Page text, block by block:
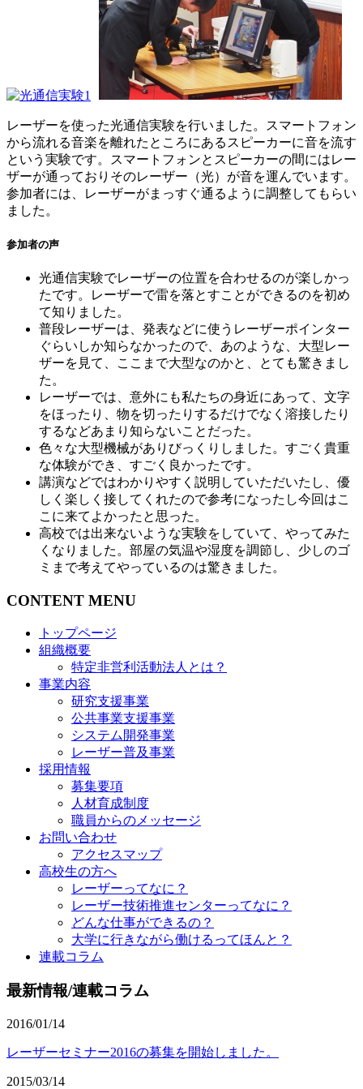
レーザーを使った光通信実験を行いました。スマートフォン
から流れる音楽を離れたところにあるスピーカーに音を流す
という実験です。スマートフォンとスピーカーの間にはレー
ザーが通っておりそのレーザー（光）が音を運んでいます。
参加者には、レーザーがまっすぐ通るように調整してもらい
ました。
参加者の声
光通信実験でレーザーの位置を合わせるのが楽しかっ
たです。レーザーで雷を落とすことができるのを初め
て知りました。
普段レーザーは、発表などに使うレーザーポインター
ぐらいしか知らなかったので、あのような、大型レー
ザーを見て、ここまで大型なのかと、とても驚きまし
た。
レーザーでは、意外にも私たちの身近にあって、文字
をほったり、物を切ったりするだけでなく溶接したり
するなどあまり知らないことだった。
色々な大型機械がありびっくりしました。すごく貴重
な体験ができ、すごく良かったです。
講演などではわかりやすく説明していただいたし、優
しく楽しく接してくれたので参考になったし今回はこ
こに来てよかったと思った。
高校では出来ないような実験をしていて、やってみた
くなりました。部屋の気温や湿度を調節し、少しのゴ
ミまで考えてやっているのは驚きました。
CONTENT MENU
トップページ
組織概要
特定非営利活動法人とは？
事業内容
研究支援事業
公共事業支援事業
システム開発事業
レーザー普及事業
採用情報
募集要項
人材育成制度
職員からのメッセージ
お問い合わせ
アクセスマップ
高校生の方へ
レーザーってなに？
レーザー技術推進センターってなに？
どんな仕事ができるの？
大学に行きながら働けるってほんと？
連載コラム
最新情報/連載コラム
2016/01/14
レーザーセミナー2016の募集を開始しました。
2015/03/14